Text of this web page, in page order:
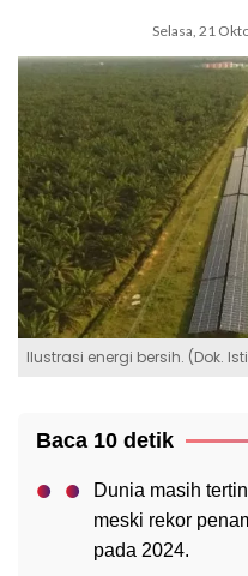
Selasa, 21
Ilustrasi energi bersih. (Dok.
Baca 10 detik
Dunia masih
meski rekor
pada 2024.